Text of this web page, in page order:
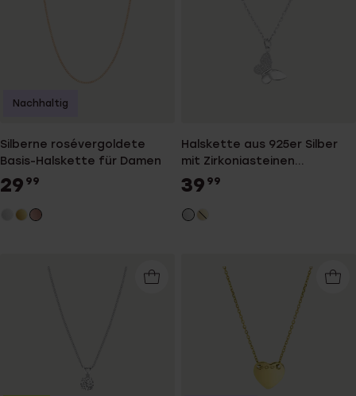
Silberne rosévergoldete
Basis-Halskette für Damen
29 99
Nachhaltig
Halskette aus 925er Silber
mit Zirkoniasteinen
besetztem Anhänger in
Schmetterlingsform
39 99